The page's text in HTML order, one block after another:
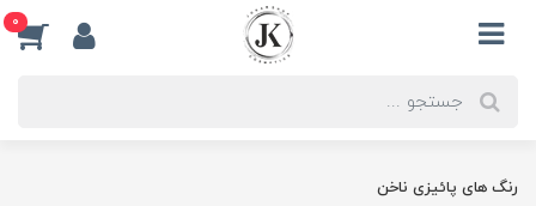
0
رنگ های پائیزی ناخن